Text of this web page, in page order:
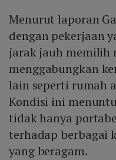
Menurut laporan
dengan pekerjaan
jarak jauh memilih
menggabungkan
lain seperti rumah
Kondisi ini
tidak hanya
terhadap berbagai
yang beragam.